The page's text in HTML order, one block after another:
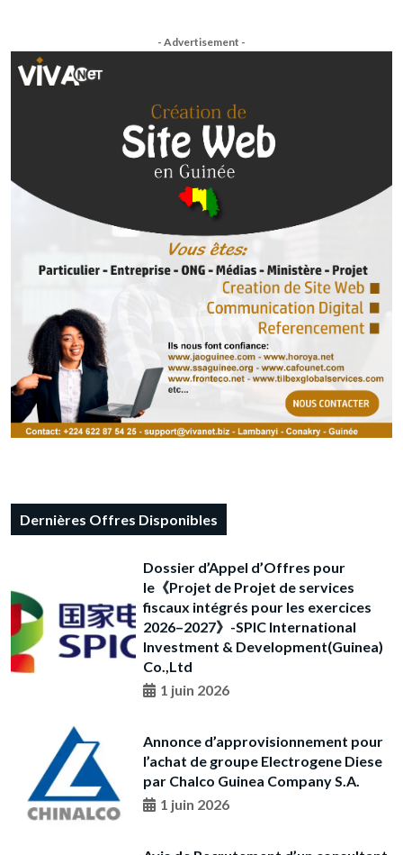
- Advertisement -
Dernières Offres Disponibles
Dossier d’Appel d’Offres pour
le《Projet de Projet de services
fiscaux intégrés pour les exercices
2026–2027》-SPIC International
Investment & Development(Guinea)
Co.,Ltd
1 juin 2026
Annonce d’approvisionnement pour
l’achat de groupe Electrogene Diese
par Chalco Guinea Company S.A.
1 juin 2026